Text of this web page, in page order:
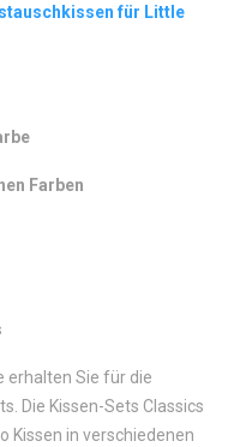
für Little
Farben
erhalten Sie für die
Die Kissen-Sets Classics
Kissen in verschiedenen